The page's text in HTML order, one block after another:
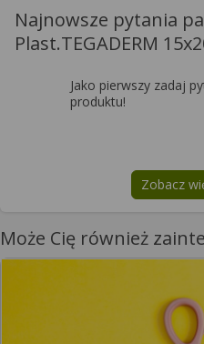
Najnowsze pytania
Plast.TEGADERM
Jako pierwszy zadaj
produktu!
Zobacz
Może Cię również